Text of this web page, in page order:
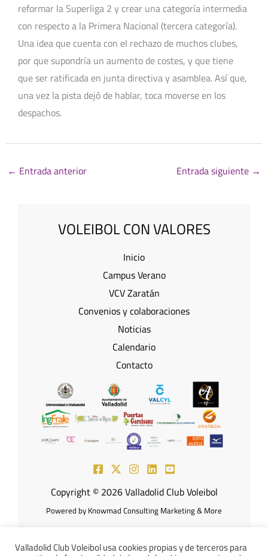
reformar la Superliga 2 y crear una categoría intermedia
con respecto a la Primera Nacional (tercera categoría).
Una idea que cuenta con el rechazo de muchos clubes,
por que supondría un aumento de costes, y que tiene
que ser ratificada en junta directiva y asamblea. Así que,
una vez la pista dejó de hablar, toca moverse en los
despachos.
← Entrada anterior Entrada siguiente →
VOLEIBOL CON VALORES
Inicio
Campus Verano
VCV Zaratán
Convenios y colaboraciones
Noticias
Calendario
Contacto
Copyright © 2026 Valladolid Club Voleibol
Powered by Knowmad Consulting Marketing & More
Valladolid Club Voleibol usa cookies propias y de terceros para